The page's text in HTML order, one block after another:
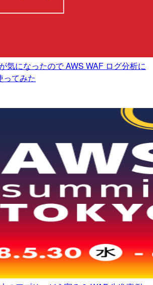
気になったので AWS WAF ログ分析に
ってみた